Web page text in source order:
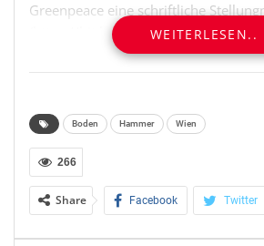
Greenpeace eine schriftliche
(https://bit.ly/2ILK5Qu) eingebracht.
Umweltschutzorganisation sieht mit
Aufnahme eines neuen Staatsziels
Greenpeace fordert die zuständige
Vorschlag zurückzuziehen.
„Die Regierung tut so, als ob mit der
WEITERLESEN..
Boden Hammer Wien
266
Share Facebook Twitter